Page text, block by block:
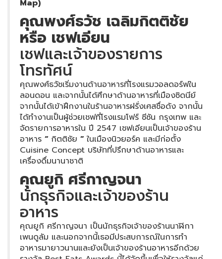
Map)
คุณพงศ์ธวัช เฉลิมกิตติชัย
หรือ เชฟเอียน
เชฟและเจ้าของรายการ
โทรทัศน์
คุณพงศ์ธวัชเริ่มงานด้านอาหารที่โรงแรมวอลดอร์ฟใน
ลอนดอน และจากนั้นได้ศึกษาด้านอาหารที่เมืองซิดนีย์
จากนั้นได้เข้าฝึกงานในร้านอาหารฝรั่งเศสชื่อดัง จากนั้น
ได้ทำงานเป็นผู้ช่วยเชฟที่โรงแรมโฟร์ ซีซัน กรุงเทพ และ
จัดรายการอาหารใน ปี 2547 เชฟเอียนเป็นเจ้าของร้าน
อาหาร “ กิตติชัย ”ในเมืองนิวยอร์ค และมีก่อตั้ง
Cuisine Concept บริษัทที่ปรึกษาด้านอาหารและ
เครื่องดื่มนานาชาติ
คุณยูกิ ศรีกาญจนา
นักธุรกิจและเจ้าของร้าน
อาหาร
คุณยูกิ ศรีกาญจนา เป็นนักธุรกิจเจ้าของร้านนาฬิกา
เพนดูลัม และนอกจากนี้เธอมีประสบการณ์ในการทำ
อาหารมายาวนานและยังเป็นเจ้าของร้านอาหารอีกด้วย